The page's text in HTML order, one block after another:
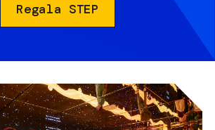
Regala STEP